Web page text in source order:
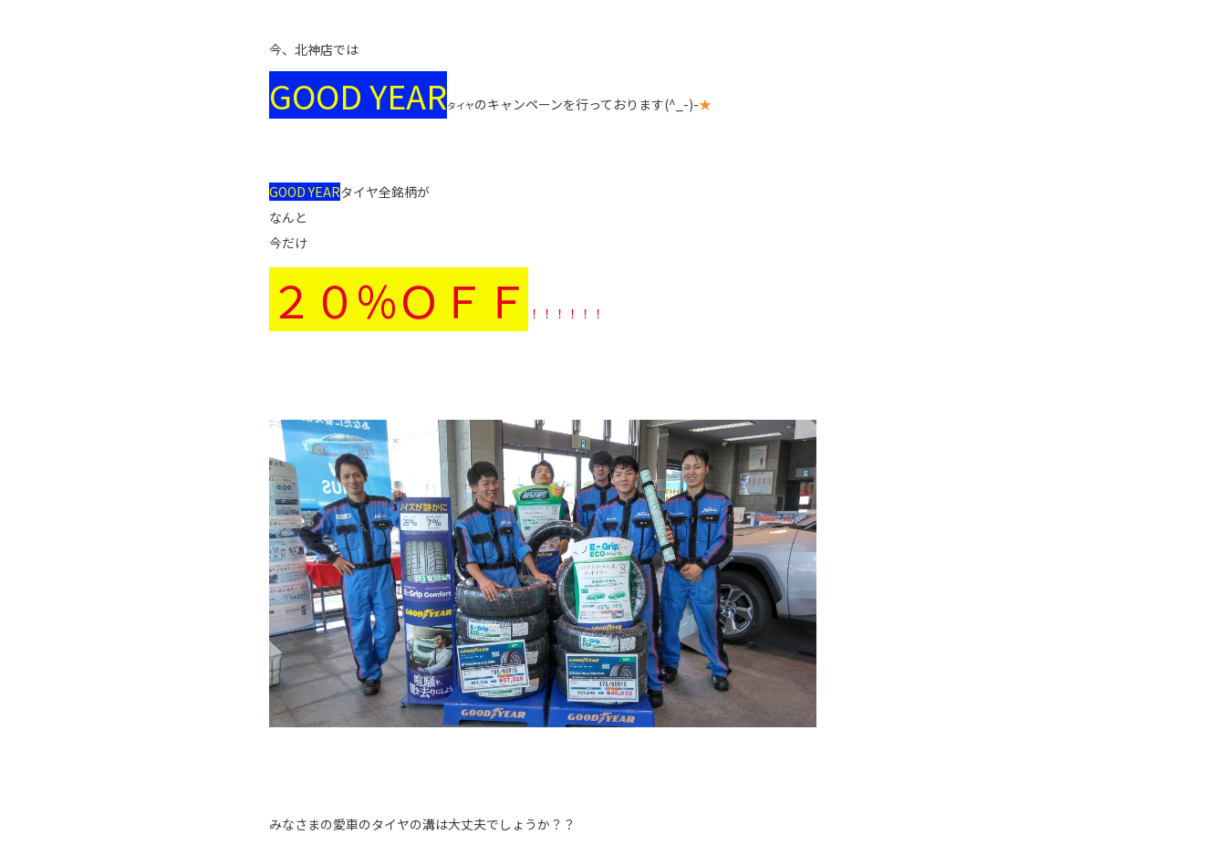
今、北神店では
GOOD YEARタイヤのキャンペーンを行っております(^_-)-★
GOOD YEARタイヤ全銘柄が
なんと
今だけ
２０%ＯＦＦ ！！！！！！
みなさまの愛車のタイヤの溝は大丈夫でしょうか？？